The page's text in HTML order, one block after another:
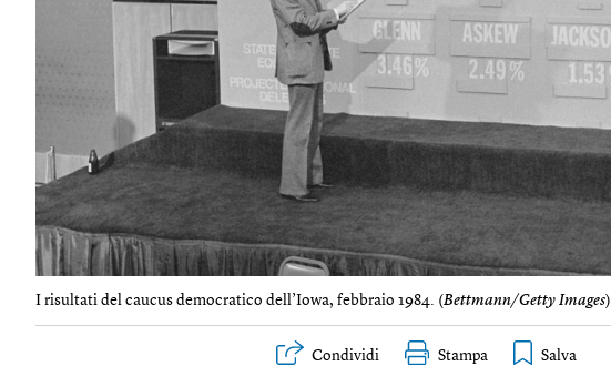
I risultati del caucus democratico dell’Iowa, febbraio 1984. (Bettmann/Getty Images)
Condividi Stampa